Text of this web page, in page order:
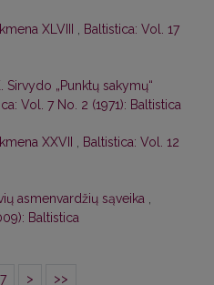
XLVIII
Baltistica: Vol. 17
Sirvydo „Punktų sakymų“
Vol. 7 No. 2 (1971): Baltistica
XXVII
Baltistica: Vol. 12
asmenvardžių sąveika
Baltistica
7 > >>